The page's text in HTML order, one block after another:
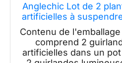
Anglechic Lot de 2
artificielles à
30 cm avec cordon de
artificielles à
chambre à
Contenu de
comprend 2
artificielles dans un